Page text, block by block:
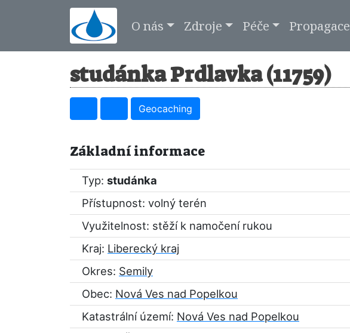
O nás Zdroje Péče Propagace
studánka Prdlavka (11759)
Geocaching
Základní informace
Typ: studánka
Přístupnost: volný terén
Využitelnost: stěží k namočení rukou
Kraj: Liberecký kraj
Okres: Semily
Obec: Nová Ves nad Popelkou
Katastrální území: Nová Ves nad Popelkou